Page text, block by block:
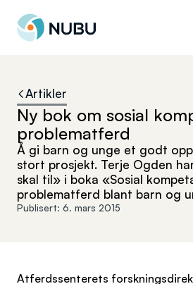
Til forsiden
Artikler
Ny bok om sosial
problematferd
Å gi barn og unge et godt
stort prosjekt. Terje Ogden
skal til» i boka «Sosial
problematferd blant barn og
Publisert: 6. mars 2015
Atferdssenterets